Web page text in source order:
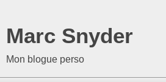
Marc Snyder
Mon blogue perso